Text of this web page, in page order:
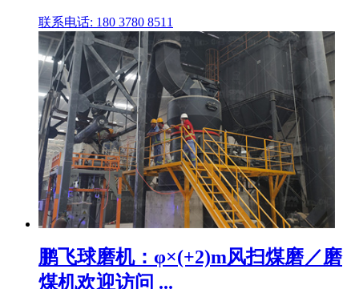
联系电话: 180 3780 8511
鹏飞球磨机：φ×(+2)m风扫煤磨／磨
煤机欢迎访问 ...